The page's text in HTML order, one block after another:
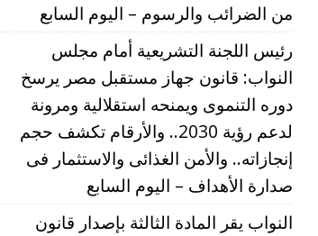
من الضرائب والرسوم – اليوم السابع
رئيس اللجنة التشريعية أمام مجلس
النواب: قانون جهاز مستقبل مصر يرسخ
دوره التنموى ويمنحه استقلالية ومرونة
لدعم رؤية 2030.. والأرقام تكشف حجم
إنجازاته.. والأمن الغذائى والاستثمار فى
صدارة الأهداف – اليوم السابع
النواب يقر المادة الثالثة بإصدار قانون